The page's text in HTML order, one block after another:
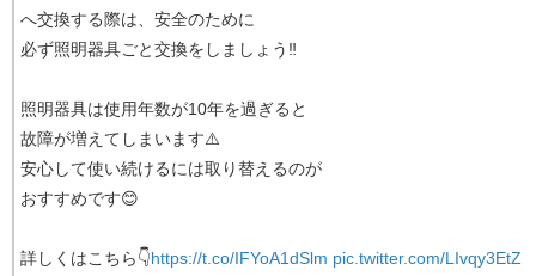
へ交換する際は、安全のために
必ず照明器具ごと交換をしましょう‼️
照明器具は使用年数が10年を過ぎると
故障が増えてしまいます⚠️
安心して使い続けるには取り替えるのが
おすすめです😊
詳しくはこちら👇https://t.co/IFYoA1dSlm pic.twitter.com/LIvqy3EtZ